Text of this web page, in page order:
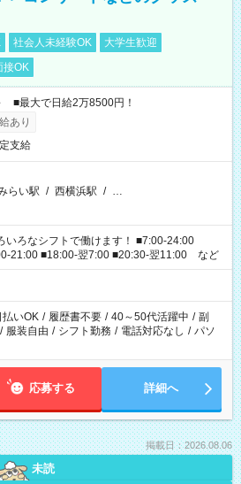
社会人未経験OK
大学生歓迎
接OK
■最大で日給2万8500円！
あり
支給
らい駅 / 西横浜駅 / …
いろなシフトで働けます！ ■7:00-24:00
21:00 ■18:00-翌7:00 ■20:30-翌11:00 など
払いOK / 履歴書不要 / 40～50代活躍中 / 副
/ 服装自由 / シフト勤務 / 電話対応なし / パソ
応募する 詳細へ
掲載日：2026.08.06
未読